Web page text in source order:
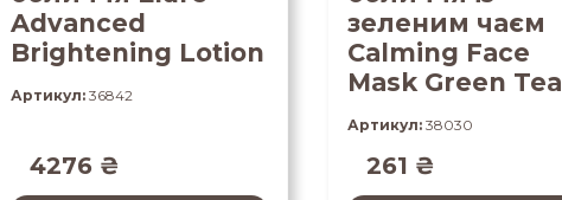
Advanced
Brightening Lotion
Артикул:36842
4276 ₴
зеленим чаєм
Calming Face
Mask Green Tea
Артикул:38030
261 ₴